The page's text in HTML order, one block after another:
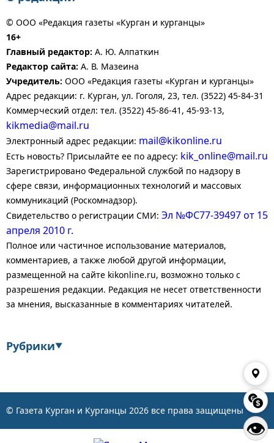
👁
© ООО «Редакция газеты «Курган и курганцы»
16+
Главный редактор: А. Ю. Алпаткин
Редактор сайта: А. В. Мазеина
Учредитель: ООО «Редакция газеты «Курган и курганцы»
Адрес редакции: г. Курган, ул. Гоголя, 23, тел. (3522) 45-84-31
Коммерческий отдел: тел. (3522) 45-86-41, 45-93-13,
kikmedia@mail.ru
Электронный адрес редакции: mail@kikonline.ru
Есть новость? Присылайте ее по адресу: kik_online@mail.ru
Зарегистрировано Федеральной службой по надзору в
сфере связи, информационных технологий и массовых
коммуникаций (Роскомнадзор).
Свидетельство о регистрации СМИ: Эл №ФС77-39497 от 15
апреля 2010 г.
Полное или частичное использование материалов,
комментариев, а также любой другой информации,
размещенной на сайте kikonline.ru, возможно только с
разрешения редакции. Редакция не несет ответственности
за мнения, высказанные в комментариях читателей.
Рубрики▼
© Газета Курган и Курганцы 2026 все права защищены